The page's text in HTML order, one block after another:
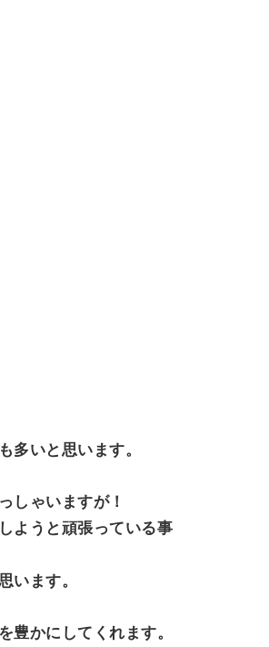
多いと思います。
しゃいますが！
ようと頑張っている事
います。
豊かにしてくれます。